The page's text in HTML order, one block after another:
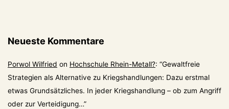
Neueste Kommentare
Porwol Wilfried on Hochschule Rhein-Metall?: “Gewaltfreie
Strategien als Alternative zu Kriegshandlungen: Dazu erstmal
etwas Grundsätzliches. In jeder Kriegshandlung – ob zum Angriff
oder zur Verteidigung…”